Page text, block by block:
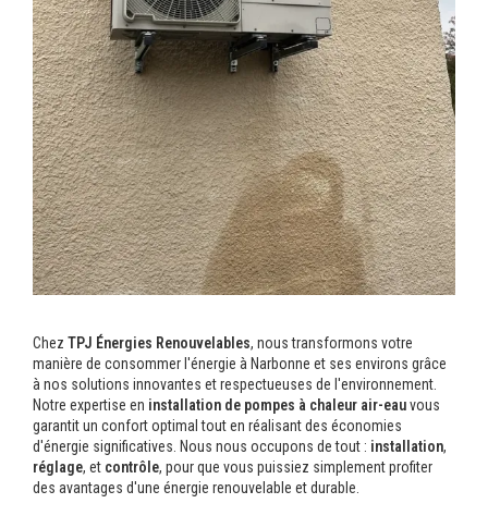
Chez TPJ Énergies Renouvelables, nous transformons votre
manière de consommer l'énergie à Narbonne et ses environs grâce
à nos solutions innovantes et respectueuses de l'environnement.
Notre expertise en installation de pompes à chaleur air-eauvous
garantit un confort optimal tout en réalisant des économies
d'énergie significatives. Nous nous occupons de tout : installation,
réglage, et contrôle, pour que vous puissiez simplement profiter
des avantages d'une énergie renouvelable et durable.